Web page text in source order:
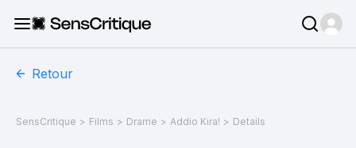
Retour
SensCritique > Films > Drame > Addio Kira! > Details